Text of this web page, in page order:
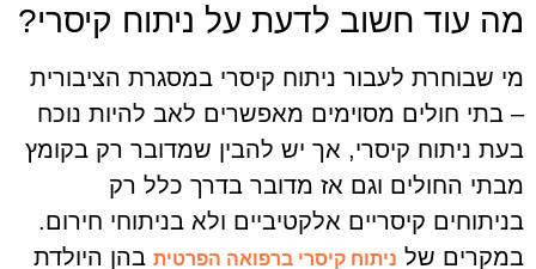
מה עוד חשוב לדעת על ניתוח קיסרי?
מי שבוחרת לעבור ניתוח קיסרי במסגרת הציבורית
– בתי חולים מסוימים מאפשרים לאב להיות נוכח
בעת ניתוח קיסרי, אך יש להבין שמדובר רק בקומץ
מבתי החולים וגם אז מדובר בדרך כלל רק
בניתוחים קיסריים אלקטיביים ולא בניתוחי חירום.
במקרים של ניתוח קיסרי ברפואה הפרטית בהן היולדת